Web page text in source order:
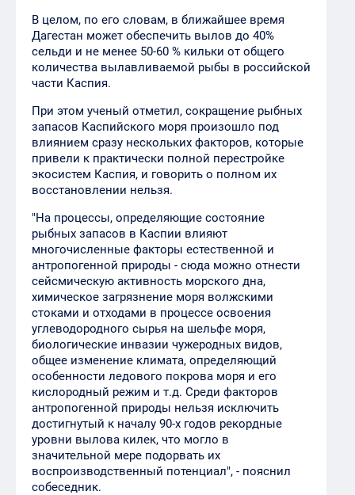
В целом, по его словам, в ближайшее время
Дагестан может обеспечить вылов до 40%
сельди и не менее 50-60 % кильки от общего
количества вылавливаемой рыбы в российской
части Каспия.
При этом ученый отметил, сокращение рыбных
запасов Каспийского моря произошло под
влиянием сразу нескольких факторов, которые
привели к практически полной перестройке
экосистем Каспия, и говорить о полном их
восстановлении нельзя.
"На процессы, определяющие состояние
рыбных запасов в Каспии влияют
многочисленные факторы естественной и
антропогенной природы - сюда можно отнести
сейсмическую активность морского дна,
химическое загрязнение моря волжскими
стоками и отходами в процессе освоения
углеводородного сырья на шельфе моря,
биологические инвазии чужеродных видов,
общее изменение климата, определяющий
особенности ледового покрова моря и его
кислородный режим и т.д. Среди факторов
антропогенной природы нельзя исключить
достигнутый к началу 90-х годов рекордные
уровни вылова килек, что могло в
значительной мере подорвать их
воспроизводственный потенциал", - пояснил
собеседник.